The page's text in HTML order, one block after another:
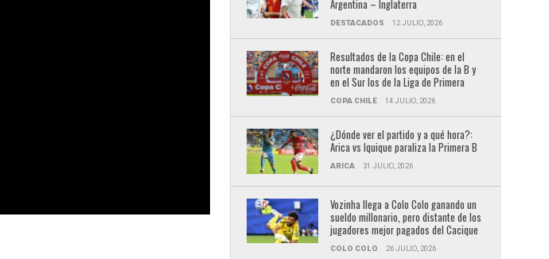
Argentina – Inglaterra
DESTACADOS 12 JULIO, 2026
Resultados de la Copa Chile: en el
norte mandaron los equipos de la B y
en el Sur los de la Liga de Primera
COPA CHILE 14 JULIO, 2026
¿Dónde ver el partido y a qué hora?:
Arica vs Iquique paraliza la Primera B
ARICA 31 JULIO, 2026
Vozinha llega a Colo Colo ganando un
sueldo millonario, pero distante de los
jugadores mejor pagados del Cacique
COLO COLO 26 JULIO, 2026